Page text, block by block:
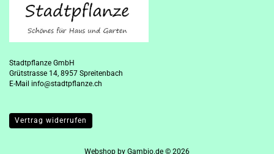
Stadtpflanze GmbH
Grütstrasse 14, 8957 Spreitenbach
E-Mail info@stadtpflanze.ch
Vertrag widerrufen
Webshop by Gambio.de © 2026